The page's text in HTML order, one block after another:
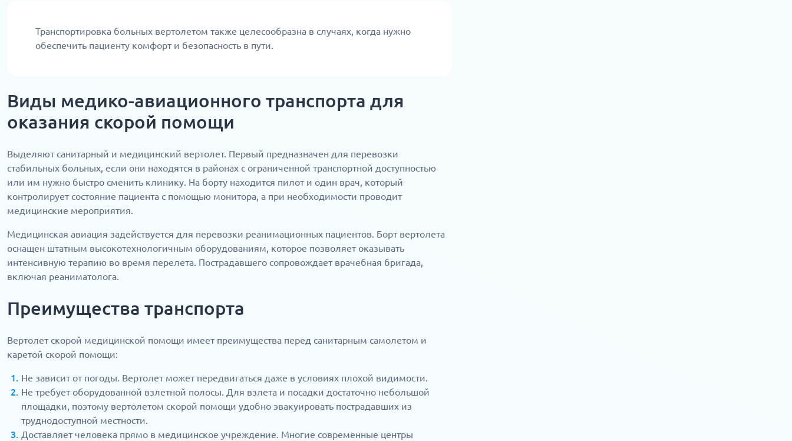
Транспортировка больных вертолетом также целесообразна в случаях, когда нужно
обеспечить пациенту комфорт и безопасность в пути.
Виды медико-авиационного транспорта для
оказания скорой помощи
Выделяют санитарный и медицинский вертолет. Первый предназначен для перевозки
стабильных больных, если они находятся в районах с ограниченной транспортной доступностью
или им нужно быстро сменить клинику. На борту находится пилот и один врач, который
контролирует состояние пациента с помощью монитора, а при необходимости проводит
медицинские мероприятия.
Медицинская авиация задействуется для перевозки реанимационных пациентов. Борт вертолета
оснащен штатным высокотехнологичным оборудованиям, которое позволяет оказывать
интенсивную терапию во время перелета. Пострадавшего сопровождает врачебная бригада,
включая реаниматолога.
Преимущества транспорта
Вертолет скорой медицинской помощи имеет преимущества перед санитарным самолетом и
каретой скорой помощи:
Не зависит от погоды. Вертолет может передвигаться даже в условиях плохой видимости.
Не требует оборудованной взлетной полосы. Для взлета и посадки достаточно небольшой
площадки, поэтому вертолетом скорой помощи удобно эвакуировать пострадавших из
труднодоступной местности.
Доставляет человека прямо в медицинское учреждение. Многие современные центры